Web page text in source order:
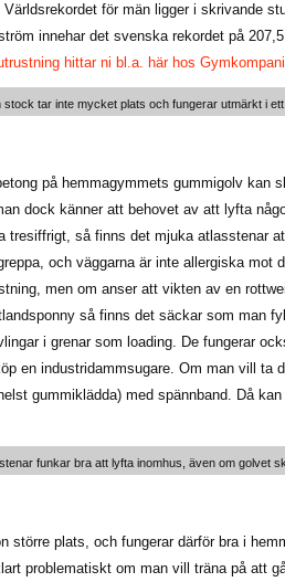
för män ligger i skrivande
innehar det svenska rekordet på
hittar ni bl.a. här hos
stock tar inte mycket plats och fungerar utmärkt i
på hemmagymmets gummigolv kan
dock känner att behovet av att lyfta
tresiffrigt, så finns det mjuka atlasstenar
och väggarna är inte allergiska mot
men om anser att vikten av en
så finns det säckar som man
i grenar som loading. De fungerar
en industridammsugare. Om man vill ta
gummiklädda) med spännband. Då
funkar bra att lyfta inomhus, även om golvet
större plats, och fungerar därför bra i
problematiskt om man vill träna på att